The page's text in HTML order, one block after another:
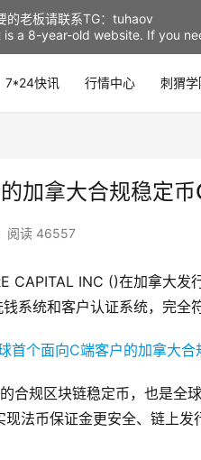
7*24快讯 行情中心 刺猬学
加拿大合规稳定
阅读 46557
CAPITAL INC ()在加拿大发
系统和客户认证系统，完全
合规区块链稳定币，也是全
法币保证金更安全、链上
的老板请联系TG：tuhaov
a 8-year-old website. If you